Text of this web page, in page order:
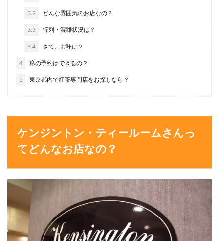
3.2 どんな雰囲気のお店なの？
3.3 行列・混雑状況は？
3.4 さて、お味は？
4 席の予約はできるの？
5 東京都内で紅茶専門店をお探しなら？
ケンジントン・ティールームさんっ
てどんなお店なの？